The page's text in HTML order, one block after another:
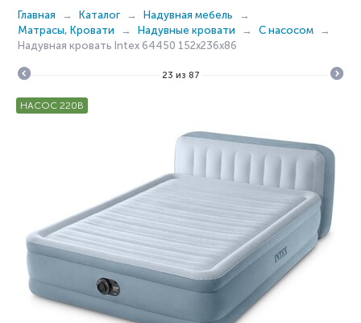
Главная Каталог
Надувная мебель
Матрасы, Кровати
Надувные кровати
C насосом
Надувная кровать Intex 64450 152x236x86
23 из 87
НАСОС 220В